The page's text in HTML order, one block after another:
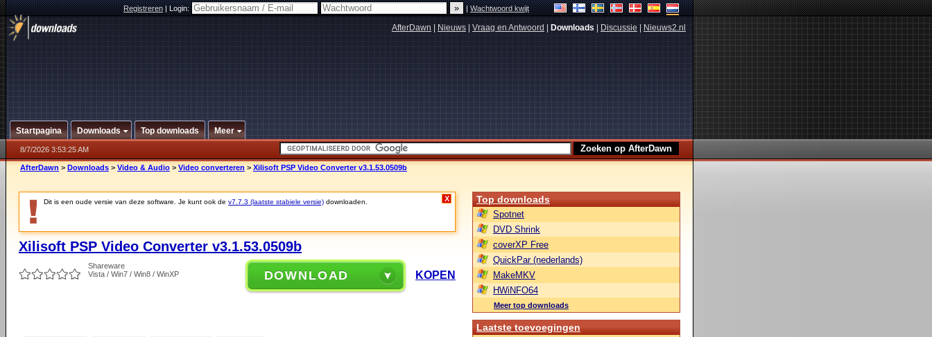
Registreren|Login: |Wachtwoord kwijt
AfterDawn Nieuws Vraag en Antwoord Downloads Discussie Nieuws2.nl
Startpagina Downloads Top downloads Meer
8/7/2026 3:53:25 AM
AfterDawn > Downloads > Video & Audio > Video converteren > Xilisoft PSP Video Converter v3.1.53.0509b
Dit is een oude versie van deze software. Je kunt ook de v7.7.3 (laatste stabiele versie) downloaden. X
Xilisoft PSP Video Converter v3.1.53.0509b
Shareware
Vista / Win7 / Win8 / WinXP
DOWNLOAD KOPEN
Top downloads
Spotnet
DVD Shrink
coverXP Free
QuickPar (nederlands)
MakeMKV
HWiNFO64
Meer top downloads
Laatste toevoegingen